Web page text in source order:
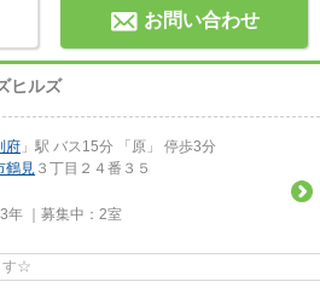
お問い合わせ
ヒルズ
府 」駅 バス15分 「原」 停歩3分
鶴見 ３丁目２４番３５
年 ｜募集中： 2室
す☆